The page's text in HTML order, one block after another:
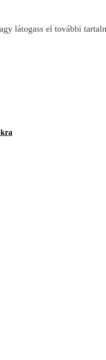
látogass el további